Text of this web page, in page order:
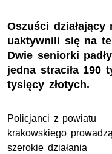
Oszuści działający
uaktywnili się na
Dwie seniorki
jedna straciła 190
tysięcy złotych.
Policjanci z powiatu
krakowskiego prowadzą
szerokie działania